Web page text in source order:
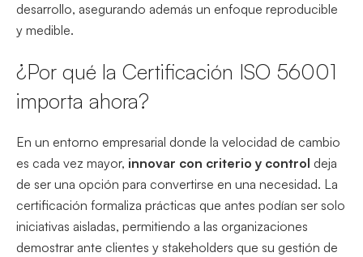
desarrollo, asegurando además un enfoque reproducible
y medible.
¿Por qué la Certificación ISO 56001
importa ahora?
En un entorno empresarial donde la velocidad de cambio
es cada vez mayor, innovar con criterio y control deja
de ser una opción para convertirse en una necesidad. La
certificación formaliza prácticas que antes podían ser solo
iniciativas aisladas, permitiendo a las organizaciones
demostrar ante clientes y stakeholders que su gestión de